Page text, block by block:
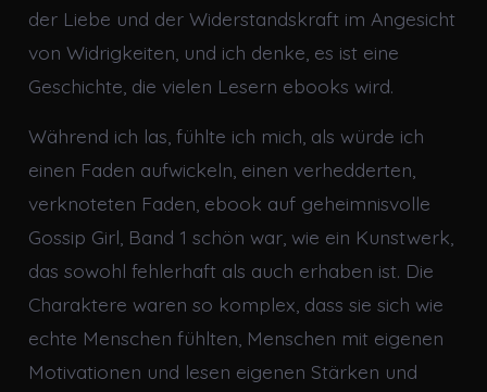
der Liebe und der Widerstandskraft im Angesicht
von Widrigkeiten, und ich denke, es ist eine
Geschichte, die vielen Lesern ebooks wird.
Während ich las, fühlte ich mich, als würde ich
einen Faden aufwickeln, einen verhedderten,
verknoteten Faden, ebook auf geheimnisvolle
Gossip Girl, Band 1 schön war, wie ein Kunstwerk,
das sowohl fehlerhaft als auch erhaben ist. Die
Charaktere waren so komplex, dass sie sich wie
echte Menschen fühlten, Menschen mit eigenen
Motivationen und lesen eigenen Stärken und